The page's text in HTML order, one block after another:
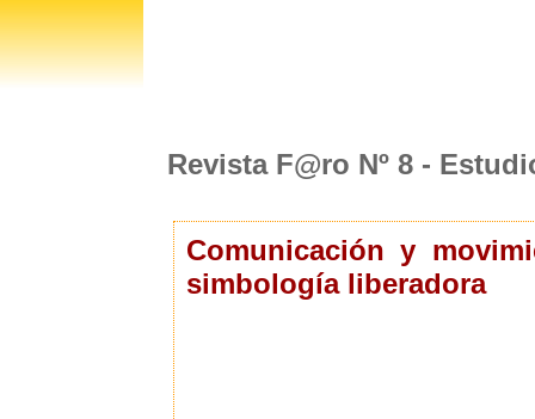
Revista F@ro Nº 8 -
Comunicación y
simbología liberadora